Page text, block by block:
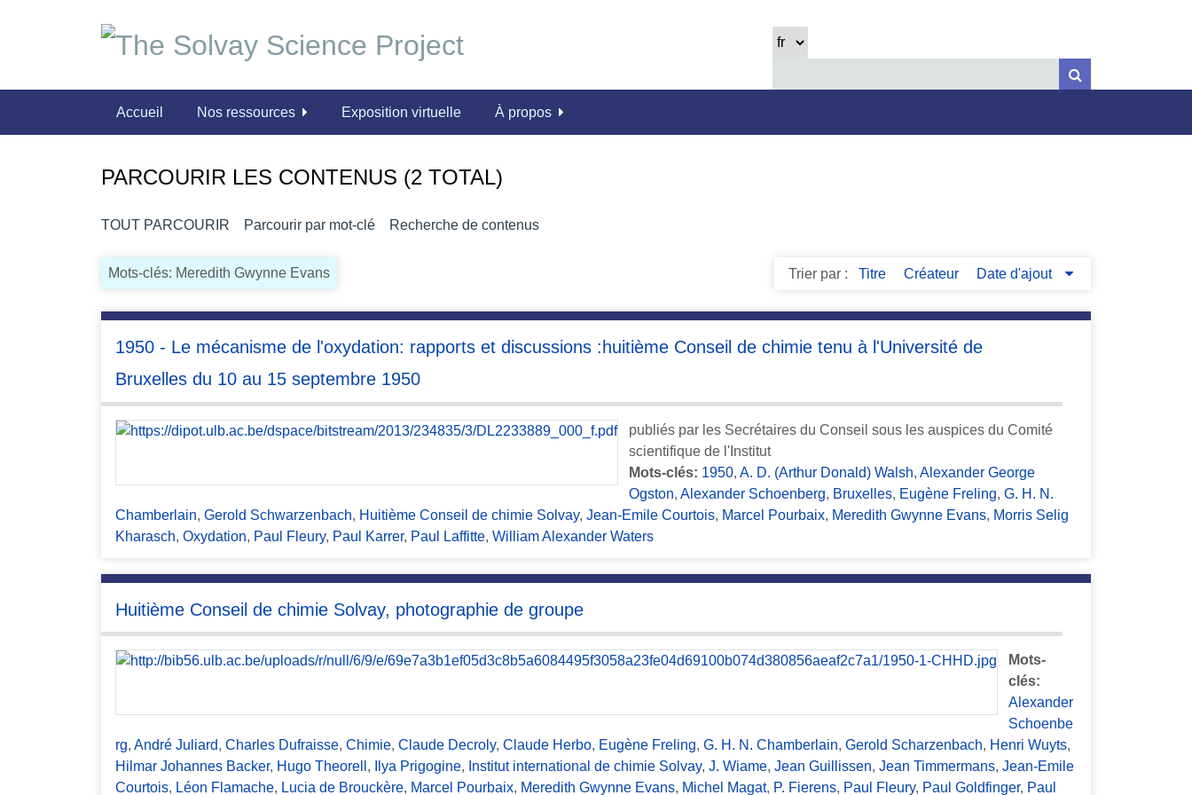
e
a
Accueil Nos ressources Exposition virtuelle À propos
PARCOURIR LES CONTENUS (2 TOTAL)
TOUT PARCOURIR Parcourir par mot-clé Recherche de contenus
Mots-clés: Meredith Gwynne Evans Trier par : Titre Créateur Date d'ajout
1950 - Le mécanisme de l'oxydation: rapports et discussions :huitième Conseil de chimie tenu à l'Université de
Bruxelles du 10 au 15 septembre 1950
publiés par les Secrétaires du Conseil sous les auspices du Comité
scientifique de l'Institut
Mots-clés: 1950, A. D. (Arthur Donald) Walsh, Alexander George
Ogston, Alexander Schoenberg, Bruxelles, Eugène Freling, G. H. N.
Chamberlain, Gerold Schwarzenbach, Huitième Conseil de chimie Solvay, Jean-Emile Courtois, Marcel Pourbaix, Meredith Gwynne Evans, Morris Selig
Kharasch, Oxydation, Paul Fleury, Paul Karrer, Paul Laffitte, William Alexander Waters
Huitième Conseil de chimie Solvay, photographie de groupe
Mots-
clés:
Alexander
Schoenbe
rg, André Juliard, Charles Dufraisse, Chimie, Claude Decroly, Claude Herbo, Eugène Freling, G. H. N. Chamberlain, Gerold Scharzenbach, Henri Wuyts,
Hilmar Johannes Backer, Hugo Theorell , Ilya Prigogine, Institut international de chimie Solvay, J. Wiame, Jean Guillissen, Jean Timmermans, Jean-Emile
Courtois, Léon Flamache, Lucia de Brouckère, Marcel Pourbaix, Meredith Gwynne Evans, Michel Magat, P. Fierens, Paul Fleury, Paul Goldfinger, Paul